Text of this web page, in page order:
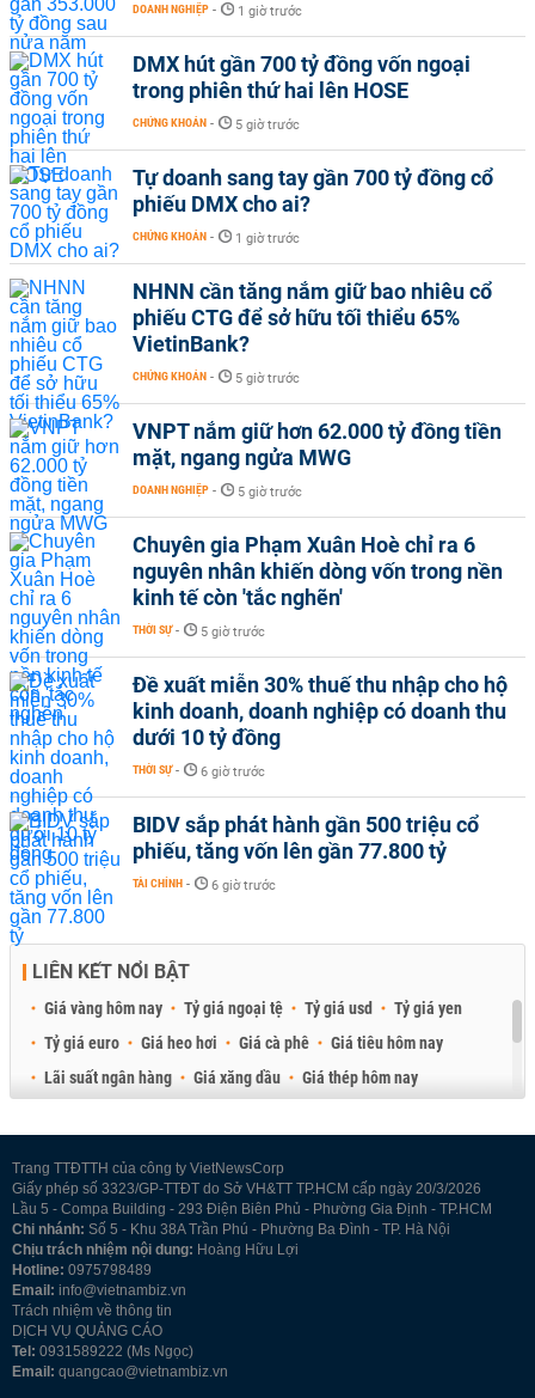
DOANH NGHIỆP - 1 giờ trước
DMX hút gần 700 tỷ đồng vốn ngoại
trong phiên thứ hai lên HOSE
CHỨNG KHOÁN - 5 giờ trước
Tự doanh sang tay gần 700 tỷ đồng cổ
phiếu DMX cho ai?
CHỨNG KHOÁN - 1 giờ trước
NHNN cần tăng nắm giữ bao nhiêu cổ
phiếu CTG để sở hữu tối thiểu 65%
VietinBank?
CHỨNG KHOÁN - 5 giờ trước
VNPT nắm giữ hơn 62.000 tỷ đồng tiền
mặt, ngang ngửa MWG
DOANH NGHIỆP - 5 giờ trước
Chuyên gia Phạm Xuân Hoè chỉ ra 6
nguyên nhân khiến dòng vốn trong nền
kinh tế còn 'tắc nghẽn'
THỜI SỰ - 5 giờ trước
Đề xuất miễn 30% thuế thu nhập cho hộ
kinh doanh, doanh nghiệp có doanh thu
dưới 10 tỷ đồng
THỜI SỰ - 6 giờ trước
BIDV sắp phát hành gần 500 triệu cổ
phiếu, tăng vốn lên gần 77.800 tỷ
TÀI CHÍNH - 6 giờ trước
LIÊN KẾT NỔI BẬT
Giá vàng hôm nay Tỷ giá ngoại tệ Tỷ giá usd
Tỷ giá yen
Tỷ giá euro
Giá heo hơi Giá cà phê
Giá tiêu hôm nay
Lãi suất ngân hàng
Giá xăng dầu
Giá thép hôm nay
Trang TTĐTTH của công ty VietNewsCorp
Giấy phép số 3323/GP-TTĐT do Sở VH&TT TP.HCM cấp ngày 20/3/2026
Lầu 5 - Compa Building - 293 Điện Biên Phủ - Phường Gia Định - TP.HCM
Chi nhánh: Số 5 - Khu 38A Trần Phú - Phường Ba Đình - TP. Hà Nội
Chịu trách nhiệm nội dung: Hoàng Hữu Lợi
Hotline: 0975798489
Email: info@vietnambiz.vn
Trách nhiệm về thông tin
DỊCH VỤ QUẢNG CÁO
Tel: 0931589222 (Ms Ngọc)
Email: quangcao@vietnambiz.vn